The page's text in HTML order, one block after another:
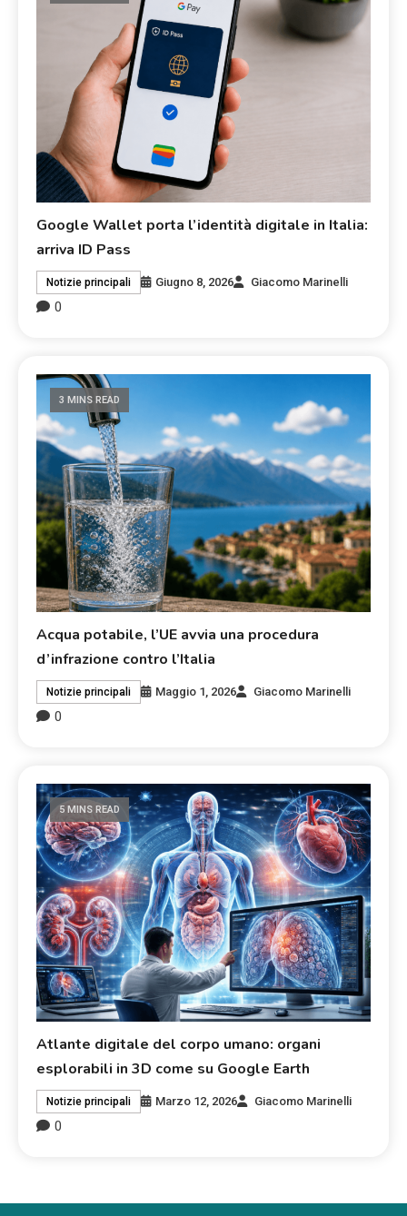
Google Wallet porta l’identità digitale in Italia:
arriva ID Pass
Notizie principali Giugno 8, 2026 Giacomo Marinelli
0
3 MINS READ
Acqua potabile, l’UE avvia una procedura
d’infrazione contro l’Italia
Notizie principali Maggio 1, 2026 Giacomo Marinelli
0
5 MINS READ
Atlante digitale del corpo umano: organi
esplorabili in 3D come su Google Earth
Notizie principali Marzo 12, 2026 Giacomo Marinelli
0